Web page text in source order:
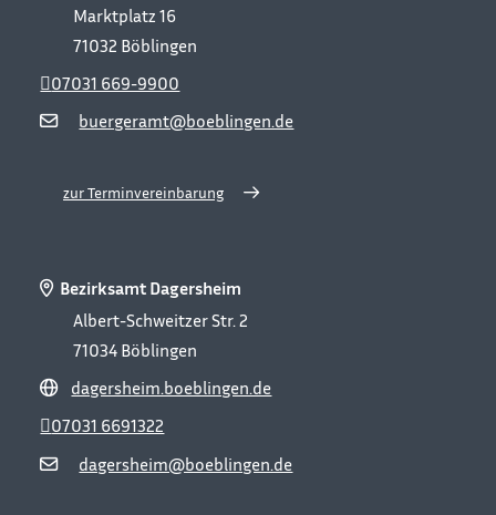
Marktplatz 16
71032 Böblingen
buergeramt@boeblingen.de
07031 669-9900
zur Terminvereinbarung
Bezirksamt Dagersheim
Albert-Schweitzer Str. 2
71034 Böblingen
dagersheim.boeblingen.de
dagersheim@boeblingen.de
07031 6691322